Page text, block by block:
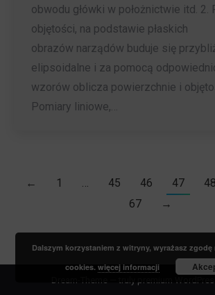
obwodu główki w położnictwie itd. 2.
objętości, na podstawie płaskich
obrazów narządów buduje się
elipsoidalne i za pomocą
wzorów oblicza powierzchnie i
Pomiary liniowe,…
← 1 45 46 47 48
67
→
Dalszym korzystaniem z witryny, wyrażasz
cookies. więcej informacji